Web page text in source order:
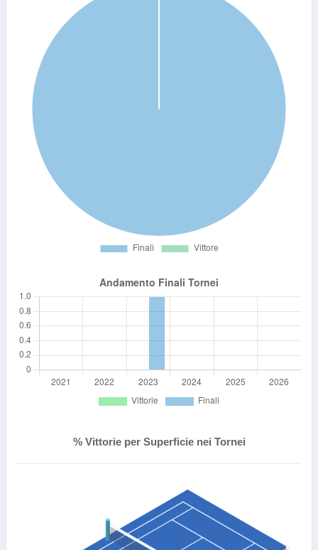
% Vittorie per Superficie nei Tornei